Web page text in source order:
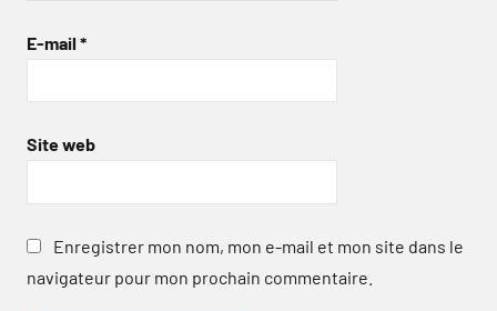
E-mail *
Site web
Enregistrer mon nom, mon e-mail et mon site dans le
navigateur pour mon prochain commentaire.